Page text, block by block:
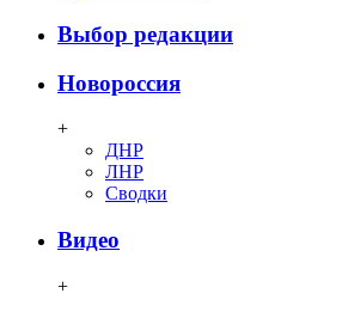
Выбор редакции
Новороссия
+
ДНР
ЛНР
Сводки
Видео
+